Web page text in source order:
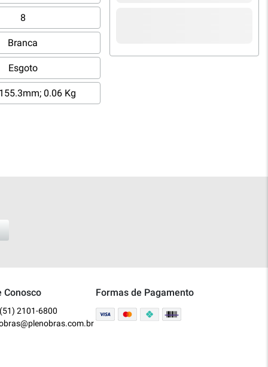
8
Branca
Esgoto
0.06 Kg
Conosco
2101-6800
Formas de Pagamento